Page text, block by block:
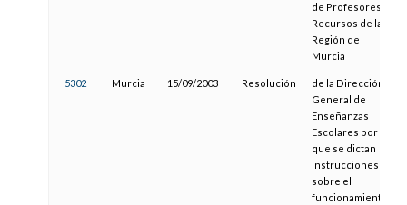
de Profesores y
Recursos de la
Región de
Murcia
5302 Murcia 15/09/2003 Resolución
de la Dirección
General de
Enseñanzas
Escolares por la
que se dictan
instrucciones
sobre el
funcionamiento